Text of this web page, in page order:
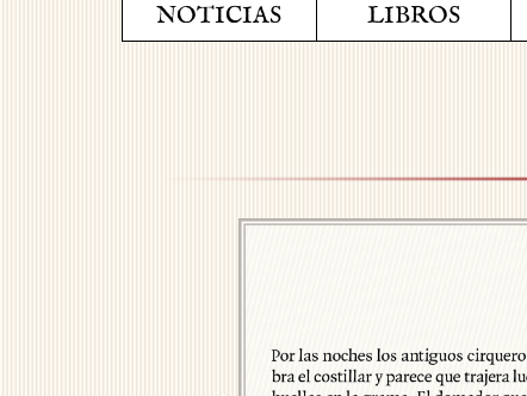
NOTICIAS LIBROS
Previous